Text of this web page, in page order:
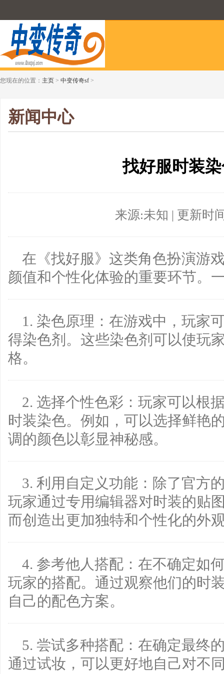
您现在的位置： 主页 > 中变传奇sf >
新闻中心
找好服时装
来源:未知 | 更新时
在《找好服》这类角色扮演游
颜值和个性化体验的重要环节。
1. 染色原理：在游戏中，玩家
得染色剂。这些染色剂可以使玩
格。
2. 选择个性色彩：玩家可以根
时装染色。例如，可以选择鲜艳
调的颜色以彰显神秘感。
3. 利用自定义功能：除了官方
玩家通过专用编辑器对时装的贴
而创造出更加独特和个性化的外
4. 参考他人搭配：在不确定如
玩家的搭配。通过观察他们的时
自己的配色方案。
5. 尝试多种搭配：在确定最终
通过试妆，可以更好地自己对不